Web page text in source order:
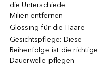
die Unterschiede
Milien entfernen
Glossing für die Haare
Gesichtspflege: Diese
Reihenfolge ist die richtige
Dauerwelle pflegen